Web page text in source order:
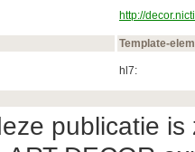
http://
Template-
hl7:
publicatie